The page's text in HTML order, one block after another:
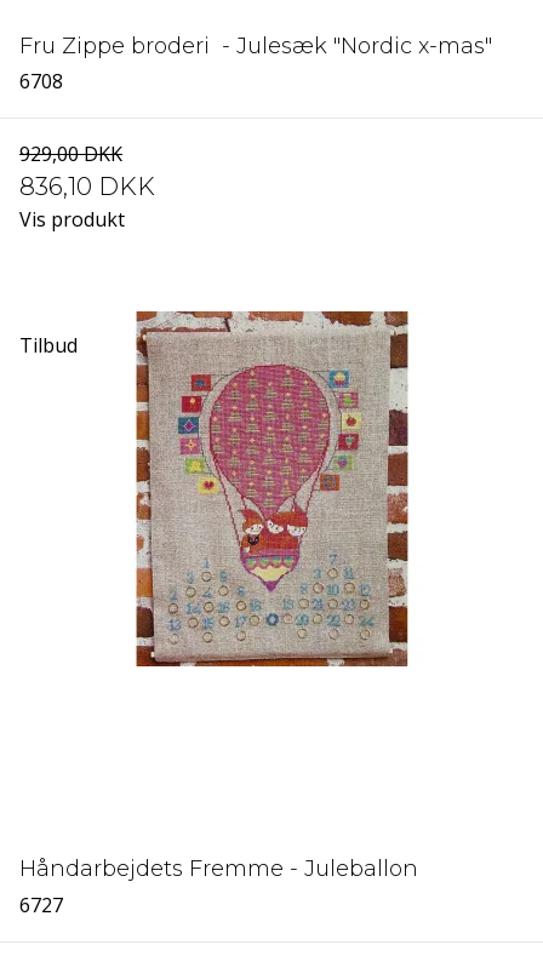
Fru Zippe broderi - Julesæk "Nordic x-mas"
6708
929,00 DKK
836,10 DKK
Vis produkt
Tilbud
Håndarbejdets Fremme - Juleballon
6727